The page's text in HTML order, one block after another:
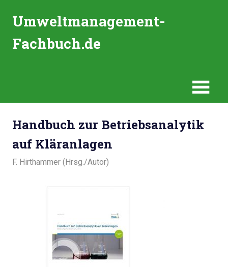
InhaltUmweltmanagement-
Fachbuch.de
Handbuch zur Betriebsanalytik
auf Kläranlagen
23. Februar 2018
F. Hirthammer (Hrsg./Autor)